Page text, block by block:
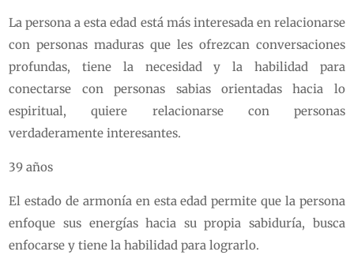
La persona a esta edad está más interesada en relacionarse
con personas maduras que les ofrezcan conversaciones
profundas, tiene la necesidad y la habilidad para
conectarse con personas sabias orientadas hacia lo
espiritual, quiere relacionarse con personas
verdaderamente interesantes.
39 años
El estado de armonía en esta edad permite que la persona
enfoque sus energías hacia su propia sabiduría, busca
enfocarse y tiene la habilidad para lograrlo.